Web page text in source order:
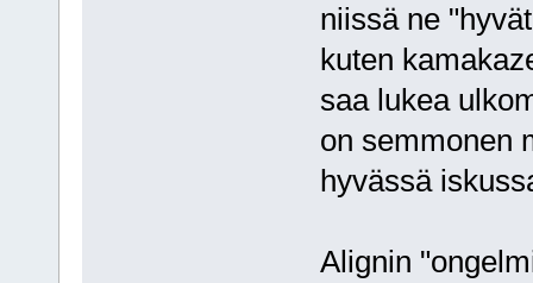
niissä ne
kuten
saa lukea
on semmonen
hyvässä
Alignin